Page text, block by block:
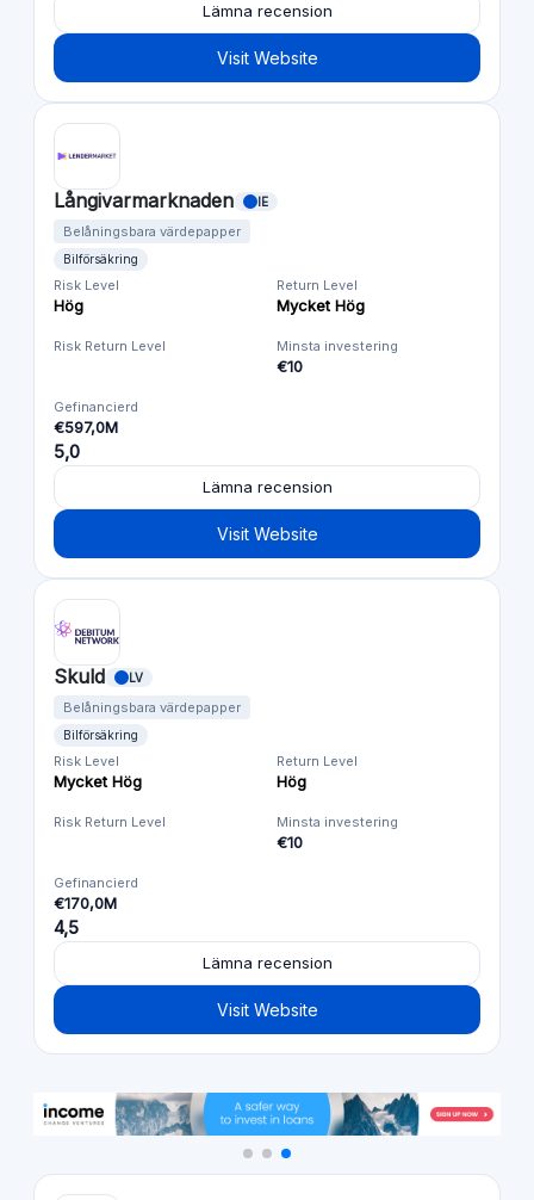
Lämna recension
Visit Website
Långivarmarknaden IE
Belåningsbara värdepapper
Bilförsäkring
Risk Level
Hög
Return Level
Mycket Hög
Risk Return Level Minsta investering
€10
Gefinancierd
€597,0M
5,0
Lämna recension
Visit Website
Skuld LV
Belåningsbara värdepapper
Bilförsäkring
Risk Level
Mycket Hög
Return Level
Hög
Risk Return Level Minsta investering
€10
Gefinancierd
€170,0M
4,5
Lämna recension
Visit Website